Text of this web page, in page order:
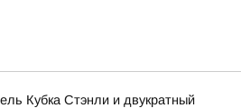
Кубка Стэнли и двукратный